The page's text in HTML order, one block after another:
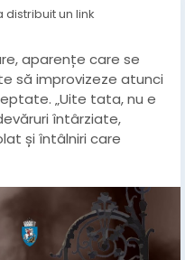
distribuit un link
aparențe care se
să improvizeze atunci
„Uite tata, nu e
întârziate,
și întâlniri care
de zile mari.
pe scena Cercului
detalii in articol:
05/ritm-emotie-si-